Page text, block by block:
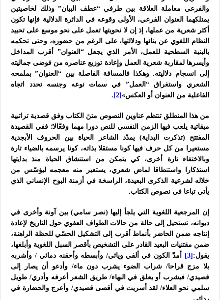
والفرعي معاملة العلاقة بين طرفي “عطف البيان” وذلك لخاصيتين
يمتلكهما العنوان الفرعي، الأولى وقوعه في الدائرة الدلالية فإنها تكون
أكثر شعرية من عملها، إذ إن لا نحويتها تعمل على نحو موسع على تحييد
النظام اللغوي عن بنائها ودلالتها، على الرغم من حضوره، وحتى تحكمه
بالبنية السطحية للعمل، الأمر الذي يجعل “العنوان” أقرب المداخل
وأيسرها لمقاربة شعرية العمل وإعادة توزيع عناصره من فوضى جماليته
إلى انسجام دلاليته. وهكذا فالمسافة الفاصلة بين “العنوان” بملمحه
الشعري واستغراق “العمل” في سمات نوعه وجنسه تحدد اتجاه
الفاعلية من العنوان أو العكس» [2]
.
من هذا المنطلق تنتظم عناوين النصوص متنَ الكتاب وفق قصدية تراتبية
ميقاتية يلعب فيها الزمن النفسي للنص دورا مهما وفعّالا؛ ففي القصيدة
المفتتح (تذكرت البداية) يمدّد الشاعر الحياة بين الحروف الأبجدية
مستعيرا من كل حرف فيها كونا مستقلا بذاته، كونا يرسمه بالضياء تارة
وبالاختفاء تارة أخرى، كي يتمكن من استنشاق الحياة منذ بدايتها
استذكارا واستنطاقا لماض شعري، يستعير منه معجمه ليؤسّس من
خلاله لشرعية الذكرى البعيدة، الراسخة في أزمنة البوح الإنساني الذي
يأتي تباعا في نصوص الكتاب.
إن المرجعية اللغوية التي يلجأ إليها (نصر سامي) بين آونة وأخرى في
ديوانه، تستحيل إلى حالة من حالات الطواف العفوي حول التاريخ لإعادة
إنتاجه ضمن الحاضر بأنماط أقرب إلى التشكيل الحسّي للحظة الراهنة،
ضمن مقتنيات البعيد القادر على التشخيص بأقصر السبل اللغوية وأبلغها،
يقول: [3]
أمدّ الكون في ألفي ويائي/ وأبسطه وأحقنه دمائي / وأشربه
بلا مزج قراحا/ شراب الضوء يشرب دون ماء/ وأدعو أن يصار إلى
قصيدي/ فيشرب أو يعلق في البهاء/ طريق الشعر أعرفه وأدري/ طويل
سلمي نحو العلاء/ لقد أسريت في أقصى قصيدي/ وأعرج والحضارة في